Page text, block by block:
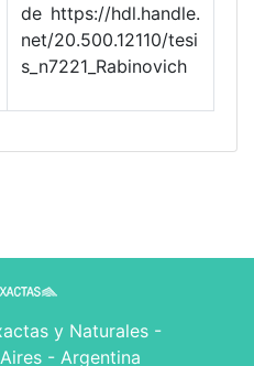
de https://hdl.handle.
net/20.500.12110/tesi
s_n7221_Rabinovich
y Naturales -
- Argentina